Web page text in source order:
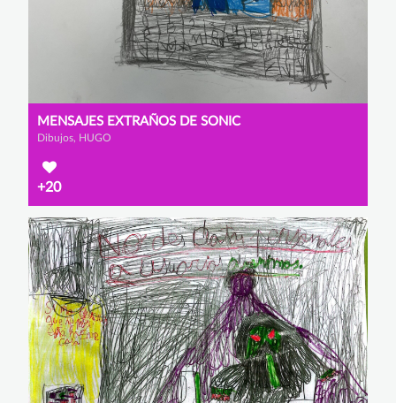
MENSAJES EXTRAÑOS DE SONIC
Dibujos, HUGO
+20